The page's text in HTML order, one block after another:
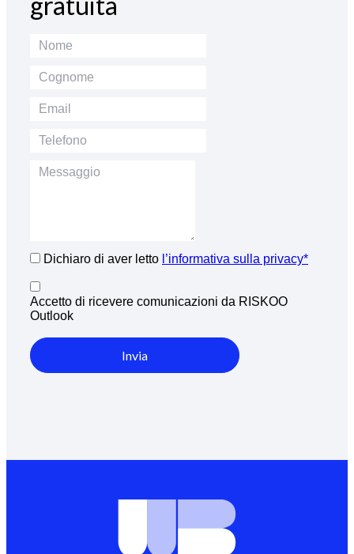
Dichiaro di aver letto l’informativa sulla privacy*
Accetto di ricevere comunicazioni da RISKOO
Outlook
Invia